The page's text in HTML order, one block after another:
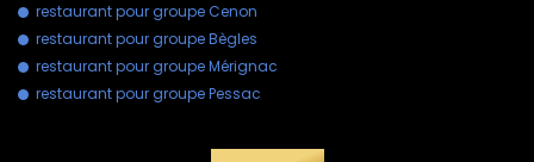
restaurant pour groupe Cenon
restaurant pour groupe Bègles
restaurant pour groupe Mérignac
restaurant pour groupe Pessac